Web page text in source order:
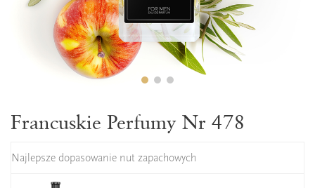
Francuskie Perfumy Nr 478
Najlepsze dopasowanie nut zapachowych